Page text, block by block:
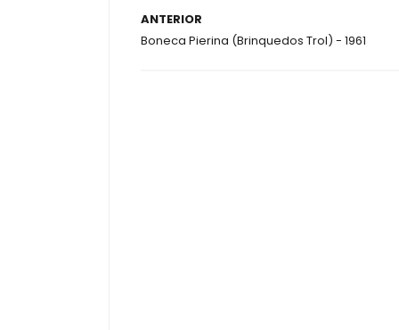
ANTERIOR
Boneca Pierina (Brinquedos Trol) - 1961